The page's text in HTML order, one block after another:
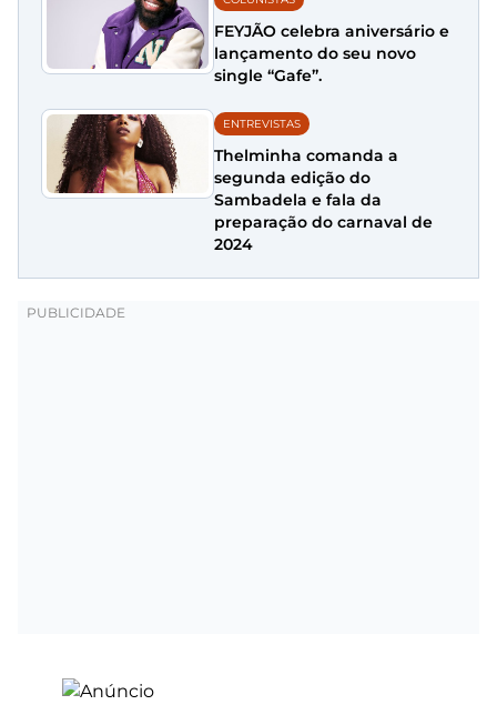
FEYJÃO celebra aniversário e
lançamento do seu novo
single “Gafe”.
ENTREVISTAS
Thelminha comanda a
segunda edição do
Sambadela e fala da
preparação do carnaval de
2024